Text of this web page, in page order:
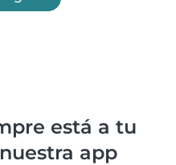
está a tu
app